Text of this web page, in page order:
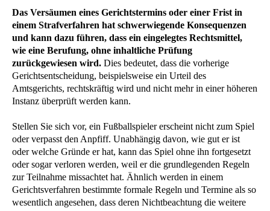
Das Versäumen eines Gerichtstermins oder einer Frist in
einem Strafverfahren hat schwerwiegende Konsequenzen
und kann dazu führen, dass ein eingelegtes Rechtsmittel,
wie eine Berufung, ohne inhaltliche Prüfung
zurückgewiesen wird. Dies bedeutet, dass die vorherige
Gerichtsentscheidung, beispielsweise ein Urteil des
Amtsgerichts, rechtskräftig wird und nicht mehr in einer höheren
Instanz überprüft werden kann.
Stellen Sie sich vor, ein Fußballspieler erscheint nicht zum Spiel
oder verpasst den Anpfiff. Unabhängig davon, wie gut er ist
oder welche Gründe er hat, kann das Spiel ohne ihn fortgesetzt
oder sogar verloren werden, weil er die grundlegenden Regeln
zur Teilnahme missachtet hat. Ähnlich werden in einem
Gerichtsverfahren bestimmte formale Regeln und Termine als so
wesentlich angesehen, dass deren Nichtbeachtung die weitere